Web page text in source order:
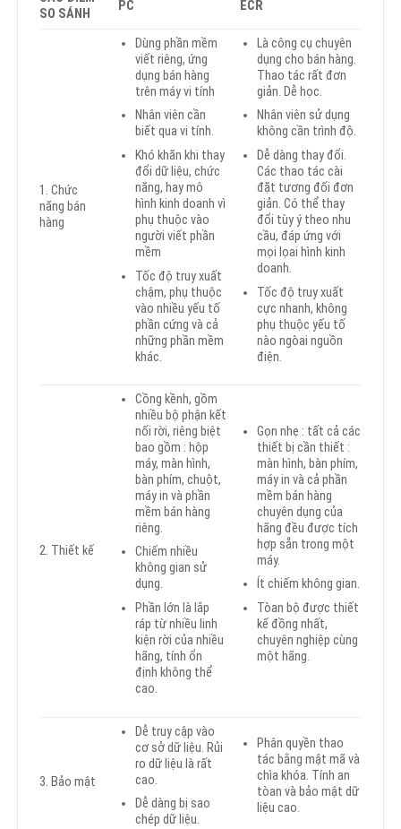
SO SÁNH
PC ECR
1. Chức
năng bán
hàng
Dùng phần mềm
viết riêng, ứng
dụng bán hàng
trên máy vi tính
Nhân viên cần
biết qua vi tính.
Khó khăn khi thay
đổi dữ liệu, chức
năng, hay mô
hình kinh doanh vì
phụ thuộc vào
người viết phần
mềm
Tốc độ truy xuất
chậm, phụ thuộc
vào nhiều yếu tố
phần cứng và cả
những phần mềm
khác.
Là công cụ chuyên
dụng cho bán hàng.
Thao tác rất đơn
giản. Dễ học.
Nhân viên sử dụng
không cần trình độ.
Dễ dàng thay đổi.
Các thao tác cài
đặt tương đối đơn
giản. Có thể thay
đổi tùy ý theo nhu
cầu, đáp ứng với
mọi lọai hình kinh
doanh.
Tốc độ truy xuất
cực nhanh, không
phụ thuộc yếu tố
nào ngòai nguồn
điện.
2. Thiết kế
Cồng kềnh, gồm
nhiều bộ phận kết
nối rời, riêng biệt
bao gồm : hộp
máy, màn hình,
bàn phím, chuột,
máy in và phần
mềm bán hàng
riêng.
Chiếm nhiều
không gian sử
dụng.
Phần lớn là lắp
ráp từ nhiều linh
kiện rời của nhiều
hãng, tính ổn
định không thể
cao.
Gọn nhẹ : tất cả các
thiết bị cần thiết :
màn hình, bàn phím,
máy in và cả phần
mềm bán hàng
chuyên dụng của
hãng đều được tích
hợp sẵn trong một
máy.
Ít chiếm không gian.
Tòan bộ được thiết
kế đồng nhất,
chuyên nghiệp cùng
một hãng.
3. Bảo mật
Dễ truy cập vào
cơ sở dữ liệu. Rủi
ro dữ liệu là rất
cao.
Dễ dàng bị sao
chép dữ liệu.
Phân quyền thao
tác bằng mật mã và
chìa khóa. Tính an
tòan và bảo mật dữ
liệu cao.